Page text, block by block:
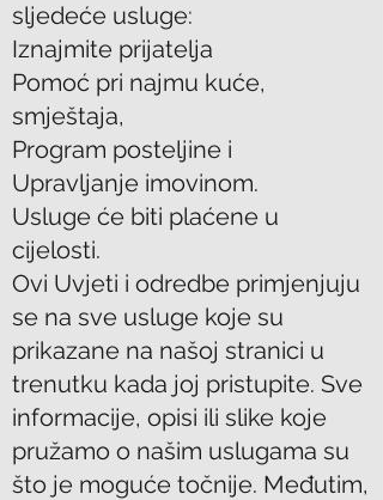
sljedeće usluge:
Iznajmite prijatelja
Pomoć pri najmu kuće,
smještaja,
Program posteljine i
Upravljanje imovinom.
Usluge će biti plaćene u
cijelosti.
Ovi Uvjeti i odredbe primjenjuju
se na sve usluge koje su
prikazane na našoj stranici u
trenutku kada joj pristupite. Sve
informacije, opisi ili slike koje
pružamo o našim uslugama su
što je moguće točnije. Međutim,